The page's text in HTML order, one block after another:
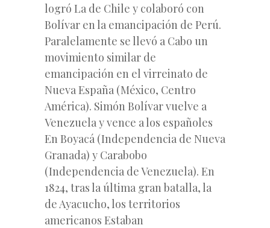
logró La de Chile y colaboró con
Bolívar en la emancipación de Perú.
Paralelamente se llevó a Cabo un
movimiento similar de
emancipación en el virreinato de
Nueva España (México, Centro
América). Simón Bolívar vuelve a
Venezuela y vence a los españoles
En Boyacá (Independencia de Nueva
Granada) y Carabobo
(Independencia de Venezuela). En
1824, tras la última gran batalla, la
de Ayacucho, los territorios
americanos Estaban